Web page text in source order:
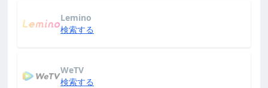
Lemino
検索する
WeTV
検索する